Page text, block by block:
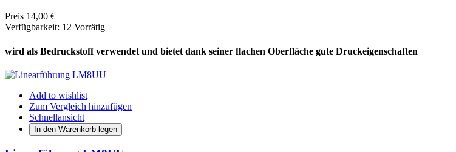
Preis 14,00 €
Verfügbarkeit: 12 Vorrätig
wird als Bedruckstoff verwendet und bietet dank seiner flachen Oberfläche gute Druckeigenschaften
Add to wishlist
Zum Vergleich hinzufügen
Schnellansicht
In den Warenkorb legen